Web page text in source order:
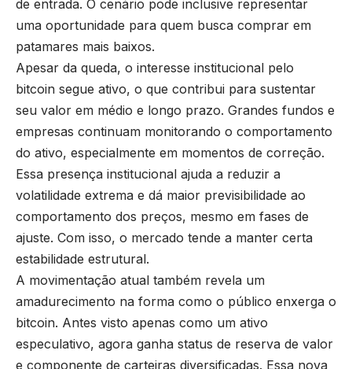
de entrada. O cenário pode inclusive representar
uma oportunidade para quem busca comprar em
patamares mais baixos.
Apesar da queda, o interesse institucional pelo
bitcoin segue ativo, o que contribui para sustentar
seu valor em médio e longo prazo. Grandes fundos e
empresas continuam monitorando o comportamento
do ativo, especialmente em momentos de correção.
Essa presença institucional ajuda a reduzir a
volatilidade extrema e dá maior previsibilidade ao
comportamento dos preços, mesmo em fases de
ajuste. Com isso, o mercado tende a manter certa
estabilidade estrutural.
A movimentação atual também revela um
amadurecimento na forma como o público enxerga o
bitcoin. Antes visto apenas como um ativo
especulativo, agora ganha status de reserva de valor
e componente de carteiras diversificadas. Essa nova